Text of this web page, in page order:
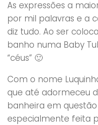
As expressões a
por mil palavras e a
diz tudo. Ao ser
banho numa Baby
“céus” 🙂
Com o nome
que até adormeceu
banheira em
especialmente feita